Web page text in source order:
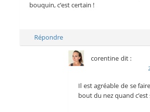
bouquin, c’est certain !
Répondre
corentine dit :
Il est agréable de se
bout du nez quand c’est